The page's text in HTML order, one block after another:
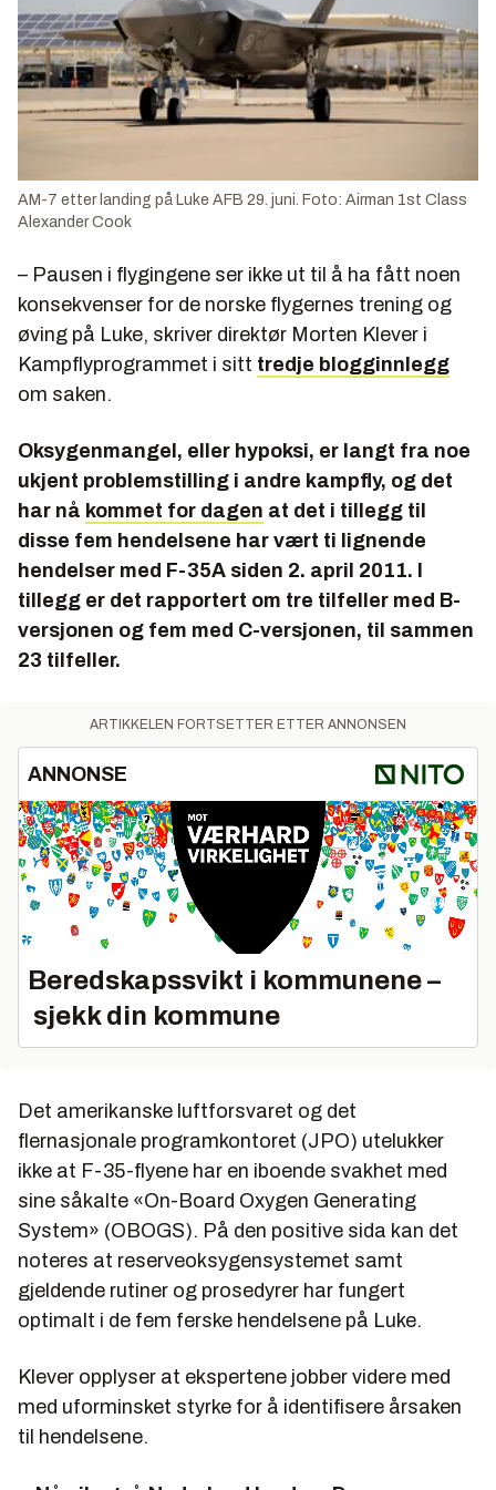
AM-7 etter landing på Luke AFB 29. juni. Foto: Airman 1st Class
Alexander Cook
– Pausen i flygingene ser ikke ut til å ha fått noen
konsekvenser for de norske flygernes trening og
øving på Luke, skriver direktør Morten Klever i
Kampflyprogrammet i sitt tredje blogginnlegg
om saken.
Oksygenmangel, eller hypoksi, er langt fra noe
ukjent problemstilling i andre kampfly, og det
har nå kommet for dagen at det i tillegg til
disse fem hendelsene har vært ti lignende
hendelser med F-35A siden 2. april 2011. I
tillegg er det rapportert om tre tilfeller med B-
versjonen og fem med C-versjonen, til sammen
23 tilfeller.
ARTIKKELEN FORTSETTER ETTER ANNONSEN
ANNONSE
Beredskapssvikt i kommunene –
sjekk din kommune
Det amerikanske luftforsvaret og det
flernasjonale programkontoret (JPO) utelukker
ikke at F-35-flyene har en iboende svakhet med
sine såkalte «On-Board Oxygen Generating
System» (OBOGS). På den positive sida kan det
noteres at reserveoksygensystemet samt
gjeldende rutiner og prosedyrer har fungert
optimalt i de fem ferske hendelsene på Luke.
Klever opplyser at ekspertene jobber videre med
med uforminsket styrke for å identifisere årsaken
til hendelsene.